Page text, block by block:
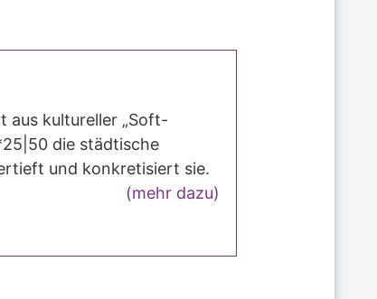
aus kultureller „Soft-
die städtische
und konkretisiert sie.
(mehr dazu)